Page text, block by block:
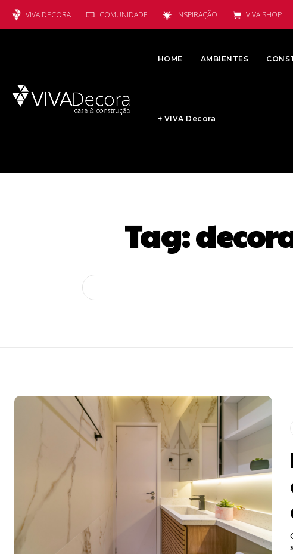
VIVA DECORA COMUNIDADE INSPIRAÇÃO VIVA SHOP
HOME AMBIENTES
+ VIVA Decora
Tag: